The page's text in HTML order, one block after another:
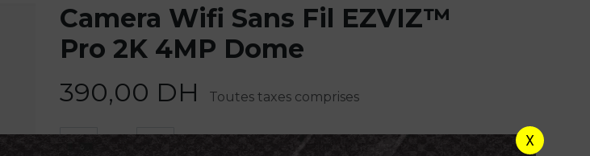
X
Camera Wifi Sans Fil EZVIZ™
Pro 2K 4MP Dome
390,00 DH Toutes taxes comprises